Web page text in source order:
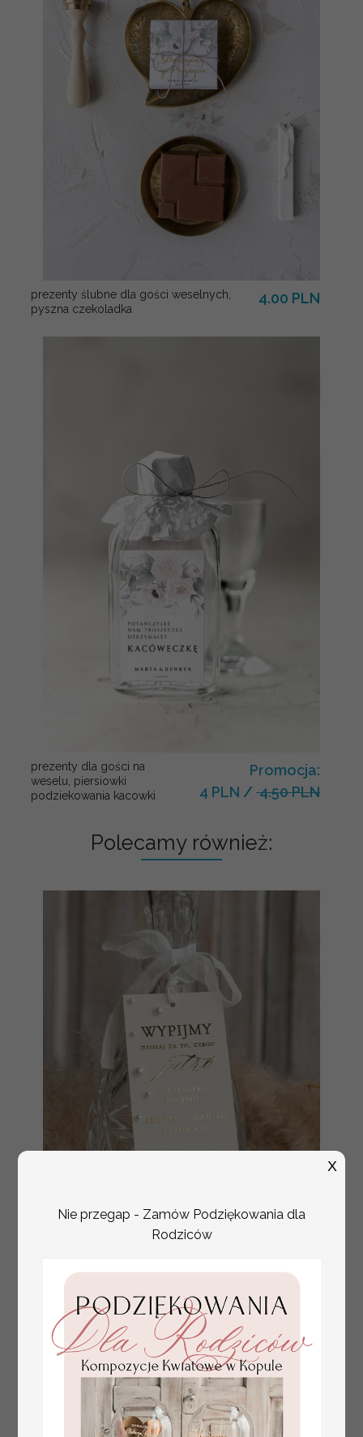
prezenty ślubne dla gości weselnych,
pyszna czekoladka
4.00 PLN
prezenty dla gości na
weselu, piersiowki
podziekowania kacowki
Promocja:
4 PLN / 4.50 PLN
Polecamy również:
rózne treści na
zawieszkach ślubnych,
zawieszki ze złotymi
literami i perełkami
Nie przegap - Zamów Podziękowania dla
Rodziców
X